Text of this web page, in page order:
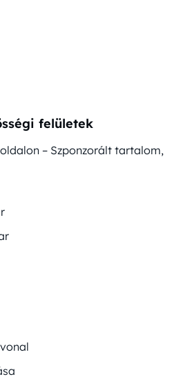
felületek
– Szponzorált tartalom,